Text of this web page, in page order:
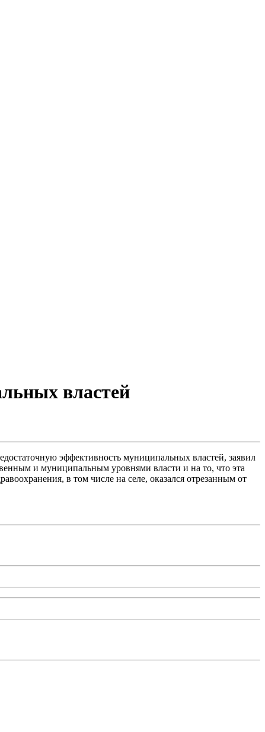
властей
эффективность муниципальных властей, заявил
и муниципальным уровнями власти и на то, что эта
в том числе на селе, оказался отрезанным от